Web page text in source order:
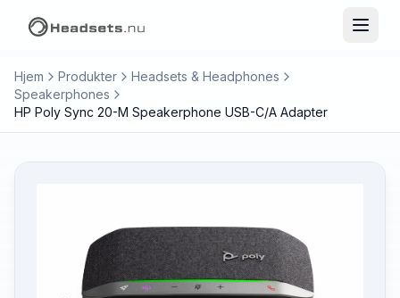
Hjem Produkter
Headsets & Headphones
Speakerphones
HP Poly Sync 20-M Speakerphone USB-C/A Adapter